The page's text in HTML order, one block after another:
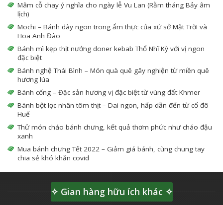
Mâm cỗ chay ý nghĩa cho ngày lễ Vu Lan (Rằm tháng Bảy âm
lịch)
Mochi – Bánh dày ngon trong ẩm thực của xứ sở Mặt Trời và
Hoa Anh Đào
Bánh mì kẹp thịt nướng doner kebab Thổ Nhĩ Kỳ với vị ngon
đặc biệt
Bánh nghệ Thái Bình – Món quà quê gây nghiện từ miền quê
hương lúa
Bánh cống – Đặc sản hương vị đặc biệt từ vùng đất Khmer
Bánh bột lọc nhân tôm thịt – Dai ngon, hấp dẫn đến từ cố đô
Huế
Thử món cháo bánh chưng, kết quả thơm phức như cháo đậu
xanh
Mua bánh chưng Tết 2022 – Giảm giá bánh, cùng chung tay
chia sẻ khó khăn covid
✧ Gian hàng hữu ích khác ✧